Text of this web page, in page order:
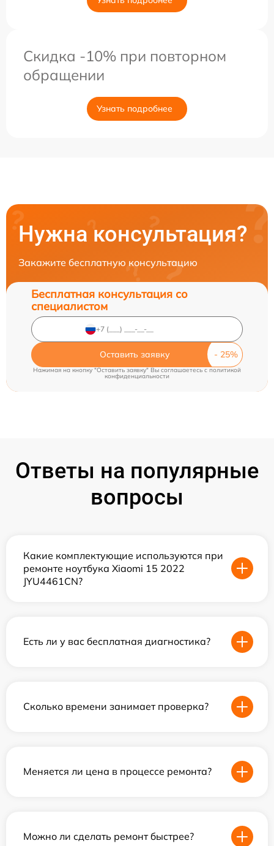
Скидка -10% при повторном
обращении
Узнать подробнее
Нужна консультация?
Закажите бесплатную консультацию
Бесплатная консультация со
специалистом
Оставить заявку
Нажимая на кнопку "Оставить заявку" Вы соглашаетесь cполитикой
конфиденциальности
Ответы на популярные
вопросы
Какие комплектующие используются при
ремонте ноутбука Xiaomi 15 2022
JYU4461CN?
Есть ли у вас бесплатная диагностика?
Сколько времени занимает проверка?
Меняется ли цена в процессе ремонта?
Можно ли сделать ремонт быстрее?